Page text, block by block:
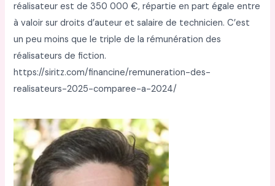
réalisateur est de 350 000 €, répartie en part égale entre
à valoir sur droits d’auteur et salaire de technicien. C’est
un peu moins que le triple de la rémunération des
réalisateurs de fiction.
https://siritz.com/financine/remuneration-des-
realisateurs-2025-comparee-a-2024/